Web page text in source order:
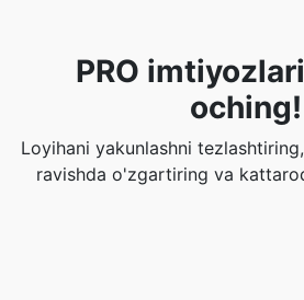
PRO
oching!
Loyihani yakunlashni
ravishda o'zgartiring va